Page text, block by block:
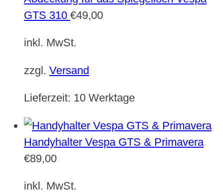
GTS 310 €49,00
inkl. MwSt.
zzgl. Versand
Lieferzeit: 10 Werktage
Handyhalter Vespa GTS & Primavera
€89,00
inkl. MwSt.